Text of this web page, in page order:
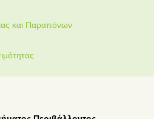
και Παραπόνων